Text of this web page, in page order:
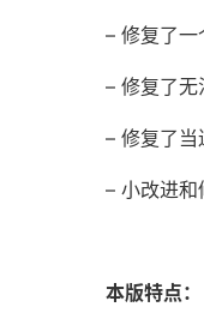
– 修复了一
– 修复了
– 修复了
– 小改进和
本版特点：